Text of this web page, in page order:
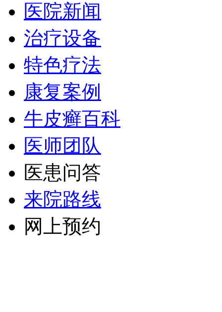
医院新闻
治疗设备
特色疗法
康复案例
牛皮癣百科
医师团队
医患问答
来院路线
网上预约